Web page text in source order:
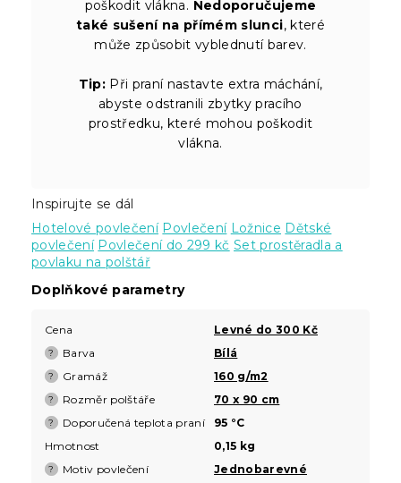
poškodit vlákna. Nedoporučujeme
také sušení na přímém slunci, které
může způsobit vyblednutí barev.
Tip: Při praní nastavte extra máchání,
abyste odstranili zbytky pracího
prostředku, které mohou poškodit
vlákna.
Inspirujte se dál
Hotelové povlečení Povlečení Ložnice Dětské
povlečení Povlečení do 299 kč Set prostěradla a
povlaku na polštář
Doplňkové parametry
Cena Levné do 300 Kč
? Barva Bílá
? Gramáž 160 g/m2
? Rozměr polštáře 70 x 90 cm
? Doporučená teplota praní
95 °C
Hmotnost
0,15 kg
? Motiv povlečení Jednobarevné